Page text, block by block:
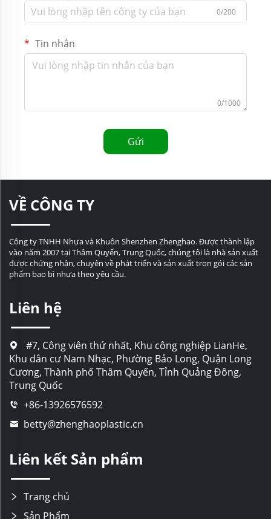
0/200
Tin nhắn
0/1000
Gửi
VỀ CÔNG TY
Công ty TNHH Nhựa và Khuôn Shenzhen Zhenghao. Được thành lập
vào năm 2007 tại Thâm Quyến, Trung Quốc, chúng tôi là nhà sản xuất
được chứng nhận, chuyên về phát triển và sản xuất trọn gói các sản
phẩm bao bì nhựa theo yêu cầu.
Liên hệ
#7, Công viên thứ nhất, Khu công nghiệp LianHe,
Khu dân cư Nam Nhạc, Phường Bảo Long, Quận Long
Cương, Thành phố Thâm Quyến, Tỉnh Quảng Đông,
Trung Quốc
+86-13926576592
betty@zhenghaoplastic.cn
Liên kết Sản phẩm
Trang chủ
Sản Phẩm